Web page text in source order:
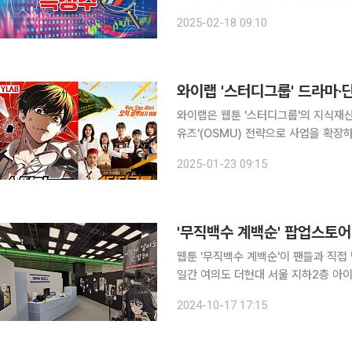
스 공급 이후 성장 기대감이 매수세로
2025-02-18 09:10
와이랩 '스터디그룹' 드라마·
와이랩은 웹툰 '스터디그룹'의 지식
유즈'(OSMU) 전략으로 사업을 확장하고 있다고 23일 밝
5일 웹툰의 시즌 1 4~8권 소장할 수
2025-01-23 09:15
'무직백수 계백순' 팝업스토
웹툰 '무직백수 계백순'이 팬들과 직접 만난다. 콘텐츠 전문 제작사 와이랩이 17
일간 여의도 더현대 서울 지하2층 아
2024-10-17 17:15